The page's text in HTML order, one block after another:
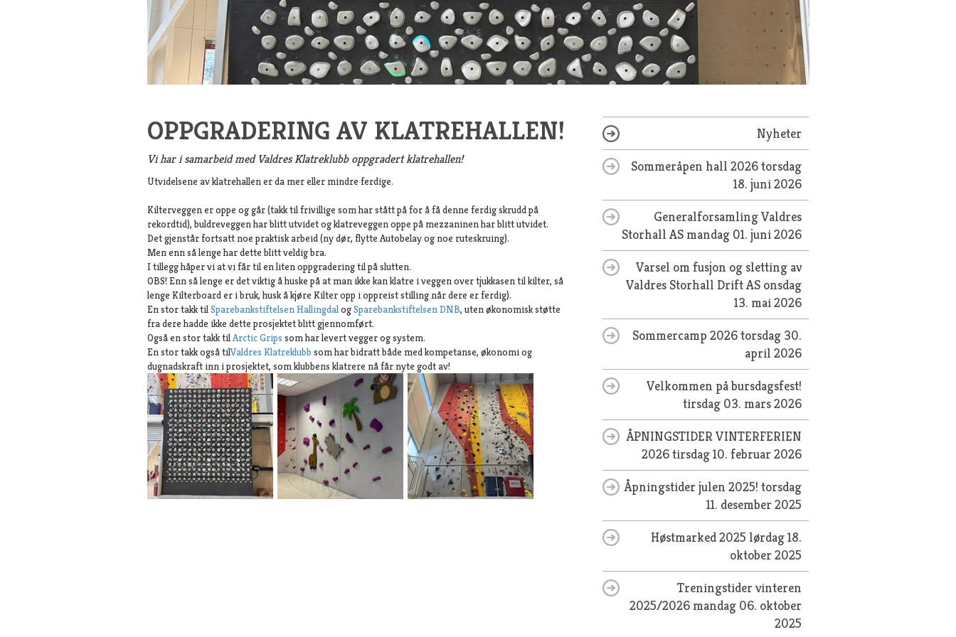
OPPGRADERING AV KLATREHALLEN!
Vi har i samarbeid med Valdres Klatreklubb oppgradert klatrehallen!
Utvidelsene av klatrehallen er da mer eller mindre ferdige.
Kilterveggen er oppe og går (takk til frivillige som har stått på for å få denne ferdig skrudd på
rekordtid), buldreveggen har blitt utvidet og klatreveggen oppe på mezzaninen har blitt utvidet.
Det gjenstår fortsatt noe praktisk arbeid (ny dør, flytte Autobelay og noe ruteskruing).
Men enn så lenge har dette blitt veldig bra.
I tillegg håper vi at vi får til en liten oppgradering til på slutten.
OBS! Enn så lenge er det viktig å huske på at man ikke kan klatre i veggen over tjukkasen til kilter, så
lenge Kilterboard er i bruk, husk å kjøre Kilter opp i oppreist stilling når dere er ferdig).
En stor takk til Sparebankstiftelsen Hallingdal ogSparebankstiftelsen DNB, uten økonomisk støtte
fra dere hadde ikke dette prosjektet blitt gjennomført.
Også en stor takk til Arctic Grips som har levert vegger og system.
En stor takk også tilValdres Klatreklubb som har bidratt både med kompetanse, økonomi og
dugnadskraft inn i prosjektet, som klubbens klatrere nå får nyte godt av!
Nyheter
Sommeråpen hall 2026torsdag
18. juni 2026
Generalforsamling Valdres
Storhall AS mandag 01. juni 2026
Varsel om fusjon og sletting av
Valdres Storhall Drift AS onsdag
13. mai 2026
Sommercamp 2026torsdag 30.
april 2026
Velkommen på bursdagsfest!
tirsdag 03. mars 2026
ÅPNINGSTIDER VINTERFERIEN
2026tirsdag 10. februar 2026
Åpningstider julen 2025!torsdag
11. desember 2025
Høstmarked 2025 lørdag 18.
oktober 2025
Treningstider vinteren
2025/2026 mandag 06. oktober
2025